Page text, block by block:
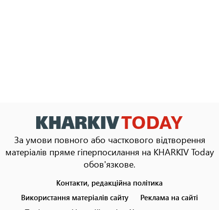
За умови повного або часткового відтворення
матеріалів пряме гіперпосилання на KHARKIV Today
обов'язкове.
menu
Контакти, редакційна політика
Використання матеріалів сайту
Реклама на сайті